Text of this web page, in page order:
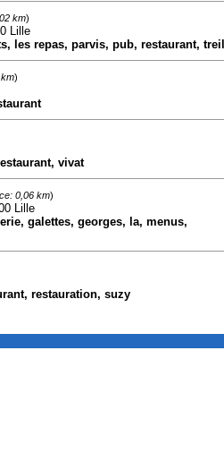
km)
Lille
les repas, parvis, pub, restaurant,
)
vivat
0,06 km)
Lille
galettes, georges, la, menus,
restauration, suzy